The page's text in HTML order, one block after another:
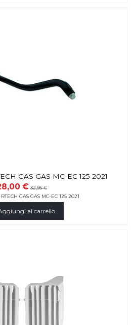
GAS GAS MC-EC 125 2021
€ 32,95 €
GAS GAS MC-EC 125 2021
al carrello